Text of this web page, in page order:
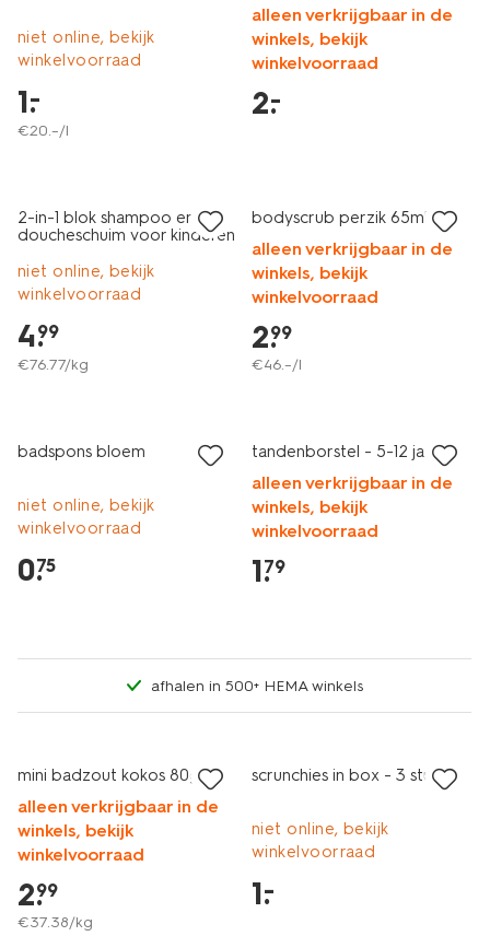
niet online, bekijk
winkelvoorraad
1.
–
€20.–/l
alleen verkrijgbaar in de
winkels, bekijk
winkelvoorraad
2.
–
vegan
2-in-1 blok shampoo en
doucheschuim voor kinderen
niet online, bekijk
winkelvoorraad
4.
99
€76.77/kg
bodyscrub perzik 65ml
alleen verkrijgbaar in de
winkels, bekijk
winkelvoorraad
2.
99
€46.–/l
badspons bloem
niet online, bekijk
winkelvoorraad
0.
75
vegan
tandenborstel - 5-12 jaar
alleen verkrijgbaar in de
winkels, bekijk
winkelvoorraad
1.
79
afhalen in 500+ HEMA winkels
mini badzout kokos 80g
alleen verkrijgbaar in de
winkels, bekijk
winkelvoorraad
2.
99
€37.38/kg
scrunchies in box - 3 stuks
niet online, bekijk
winkelvoorraad
1.
–
vegan